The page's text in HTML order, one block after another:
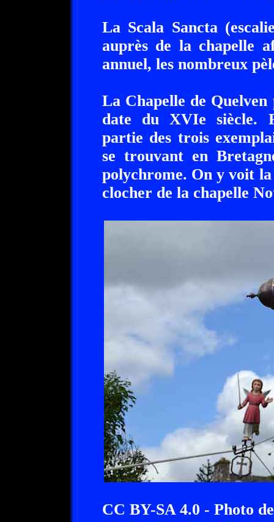
La Scala Sancta
auprès de la chapelle
annuel, les nombreux
La Chapelle de
date du XVIe siècle.
partie des trois
se trouvant en
polychrome. On y voit
clocher de la chapelle
CC BY-SA 4.0 - Photo